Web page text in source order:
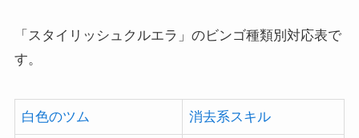
「スタイリッシュクルエラ」のビンゴ種類別対応表で
す。
白色のツム 消去系スキル